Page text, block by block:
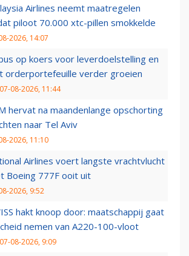
Airlines neemt maatregelen
piloot 70.000 xtc-pillen smokkelde
2026, 14:07
op koers voor leverdoelstelling en
orderportefeuille verder groeien
07-08-2026, 11:44
hervat na maandenlange opschorting
naar Tel Aviv
2026, 11:10
Airlines voert langste vrachtvlucht
Boeing 777F ooit uit
2026, 9:52
hakt knoop door: maatschappij gaat
nemen van A220-100-vloot
07-08-2026, 9:09